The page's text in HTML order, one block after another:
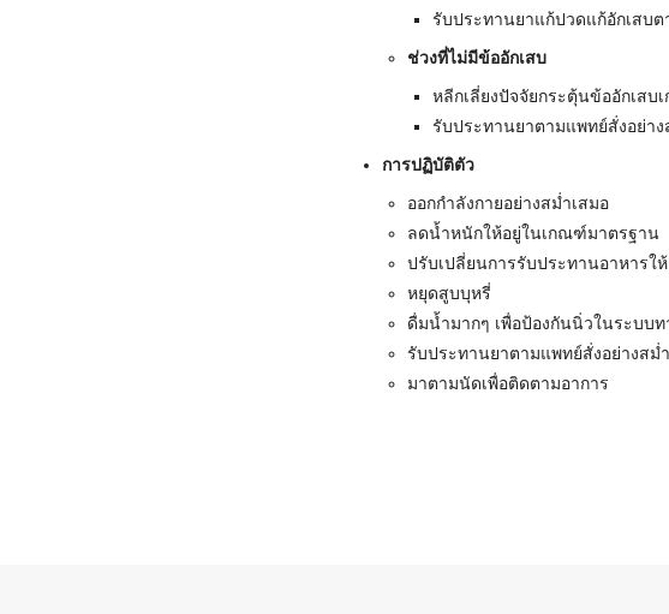
รับประทานยาแก้ปวดแก้อักเสบต
ช่วงที่ไม่มีข้ออักเสบ
หลีกเลี่ยงปัจจัยกระตุ้นข้ออักเสบเ
รับประทานยาตามแพทย์สั่งอย่าง
การปฏิบัติตัว
ออกกำลังกายอย่างสม่ำเสมอ
ลดน้ำหนักให้อยู่ในเกณฑ์มาตรฐาน
ปรับเปลี่ยนการรับประทานอาหารใ
หยุดสูบบุหรี่
ดื่มน้ำมากๆ เพื่อป้องกันนิ่วในระบบท
รับประทานยาตามแพทย์สั่งอย่างสม่
มาตามนัดเพื่อติดตามอาการ